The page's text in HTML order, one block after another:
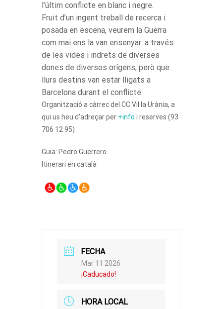
l’últim conflicte en blanc i negre.
Fruit d’un ingent treball de recerca i
posada en escena, veurem la Guerra
com mai ens la van ensenyar: a través
de les vides i indrets de diverses
dones de diversos orígens, però que
llurs destins van estar lligats a
Barcelona durant el conflicte.
Organització a càrrec del CC Vil·la Urània, a
qui us heu d’adreçar per +info i reserves (93
706 12 95)
Guia: Pedro Guerrero
Itinerari en català
FECHA
Mar 11 2026
¡Caducado!
HORA LOCAL